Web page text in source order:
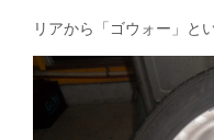
リアから「ゴウォー」と